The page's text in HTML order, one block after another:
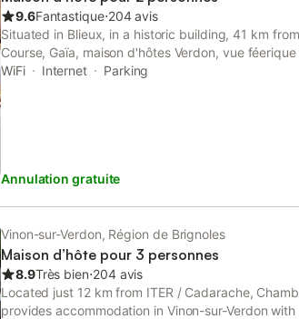
9.6Fantastique⋅204 avis
Situated in Blieux, in a historic building, 41 km
Course, Gaïa, maison d'hôtes Verdon, vue
garden and barbecue facilities.
WiFi Internet Parking
Annulation gratuite
Vinon-sur-Verdon, Région de Brignoles
Maison d’hôte pour 3 personnes
8.9Très bien⋅204 avis
Located just 12 km from ITER / Cadarache,
provides accommodation in Vinon-sur-Verdon